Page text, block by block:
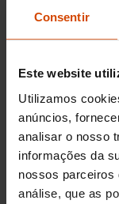
Consentir
Este website
Utilizamos
anúncios,
analisar o nosso
informações da
nossos parceiros
análise, que as
Icon Plus 42
2022
Eléctrico
Prazo 120
Entrada inicial
Montante